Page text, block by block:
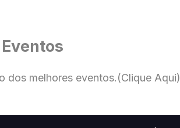
dos melhores eventos.(Clique Aqui)